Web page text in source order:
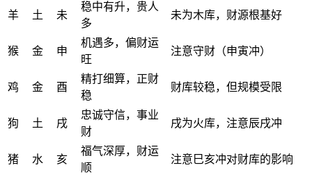
羊 土 未
稳中有升，贵人
多
未为木库，财源根基好
猴 金 申
机遇多，偏财运
旺
注意守财（申寅冲）
鸡 金 酉
精打细算，正财
稳
财库较稳，但规模受限
狗 土 戌
忠诚守信，事业
财
戌为火库，注意辰戌冲
猪 水 亥
福气深厚，财运
顺
注意巳亥冲对财库的影响